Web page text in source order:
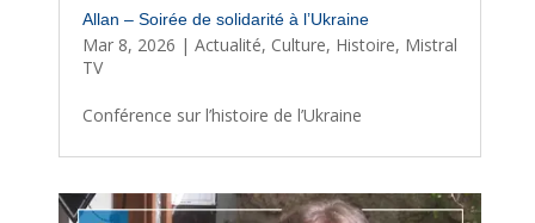
Allan – Soirée de solidarité à l’Ukraine
Mar 8, 2026 | Actualité, Culture, Histoire, Mistral
TV
Conférence sur l’histoire de l’Ukraine